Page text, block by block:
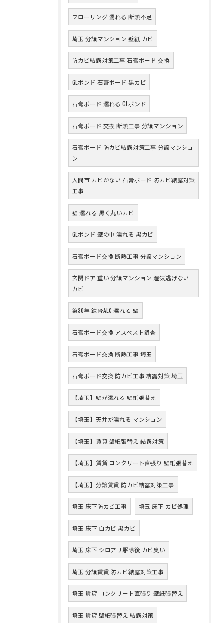
フローリング 濡れる 断熱不足
埼玉 分譲マンション 壁紙 カビ
防カビ結露対策工事 石膏ボード 交換
GLボンド 石膏ボード 黒カビ
石膏ボード 濡れる GLボンド
石膏ボード 交換 断熱工事 分譲マンション
石膏ボード 防カビ結露対策工事 分譲マンショ
ン
入間市 カビがない 石膏ボード 防カビ結露対策
工事
壁 濡れる 黒く丸いカビ
GLボンド 壁の中 濡れる 黒カビ
石膏ボード交換 断熱工事 分譲マンション
玄関ドア 重い 分譲マンション 湿気逃げない
カビ
築30年 鉄骨ALC 濡れる 壁
石膏ボード交換 アスベスト調査
石膏ボード交換 断熱工事 埼玉
石膏ボード交換 防カビ工事 結露対策 埼玉
【埼玉】壁が濡れる 壁紙張替え
【埼玉】天井が濡れる マンション
【埼玉】賃貸 壁紙張替え 結露対策
【埼玉】賃貸 コンクリート直張り 壁紙張替え
【埼玉】分譲賃貸 防カビ結露対策工事
埼玉 床下防カビ工事 埼玉 床下 カビ処理
埼玉 床下 白カビ 黒カビ
埼玉 床下 シロアリ駆除後 カビ臭い
埼玉 分譲賃貸 防カビ結露対策工事
埼玉 賃貸 コンクリート直張り 壁紙張替え
埼玉 賃貸 壁紙張替え 結露対策